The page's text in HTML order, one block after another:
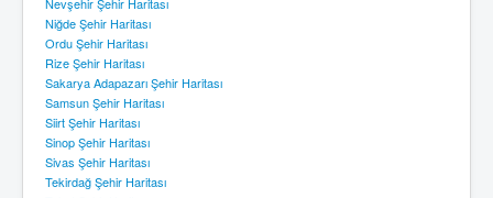
Niğde Şehir Haritası
Ordu Şehir Haritası
Rize Şehir Haritası
Sakarya Adapazarı Şehir Haritası
Samsun Şehir Haritası
Siirt Şehir Haritası
Sinop Şehir Haritası
Sivas Şehir Haritası
Tekirdağ Şehir Haritası